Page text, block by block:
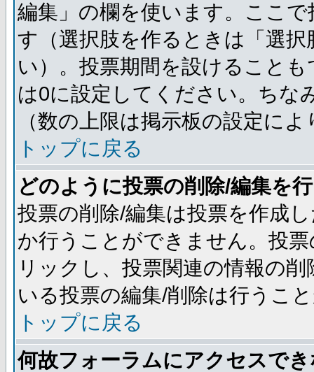
編集」の欄を使います。ここ
す（選択肢を作るときは「選
い）。投票期間を設けること
は0に設定してください。ちな
（数の上限は掲示板の設定に
トップに戻る
どのように投票の削除/編集を
投票の削除/編集は投票を作成
か行うことができません。投
リックし、投票関連の情報の
いる投票の編集/削除は行うこ
トップに戻る
何故フォーラムにアクセスで